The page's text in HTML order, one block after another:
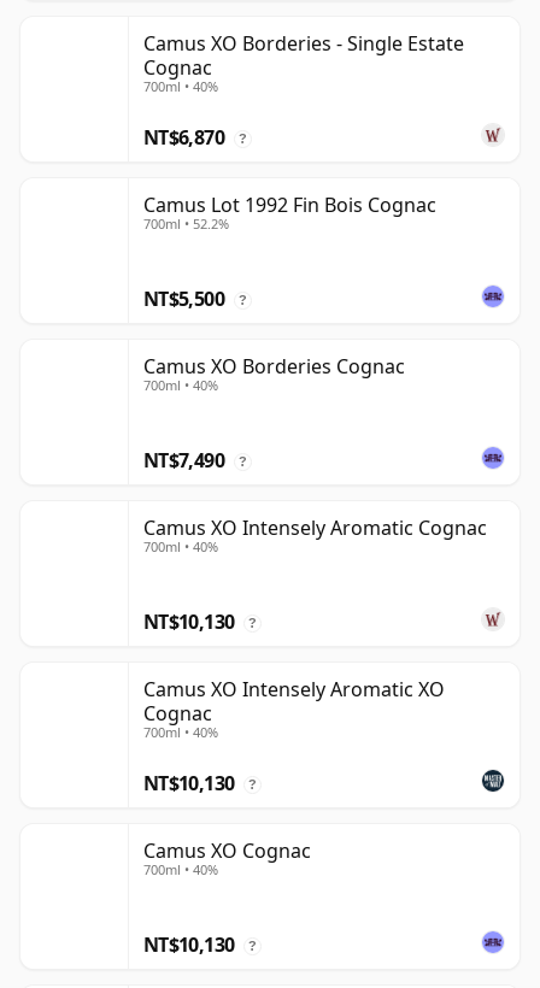
Camus XO Borderies - Single Estate
Cognac
700ml • 40%
NT$6,870 ?
Camus Lot 1992 Fin Bois Cognac
700ml • 52.2%
NT$5,500 ?
Camus XO Borderies Cognac
700ml • 40%
NT$7,490 ?
Camus XO Intensely Aromatic Cognac
700ml • 40%
NT$10,130 ?
Camus XO Intensely Aromatic XO
Cognac
700ml • 40%
NT$10,130 ?
Camus XO Cognac
700ml • 40%
NT$10,130 ?